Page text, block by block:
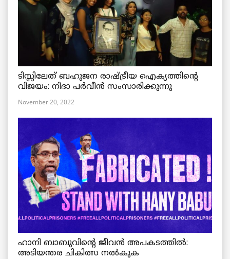
ടിസ്സിലേത് ബഹുജന രാഷ്ട്രീയ ഐക്യത്തിന്റെ
വിജയം: നിദാ പർവീൻ സംസാരിക്കുന്നു
November 20, 2022
ഹാനി ബാബുവിന്റെ ജീവൻ അപകടത്തിൽ:
അടിയന്തര ചികിത്സ നൽകുക